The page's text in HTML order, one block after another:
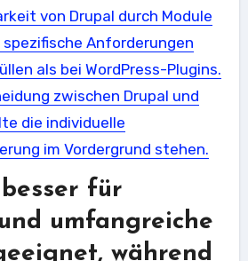
von Drupal durch Module
Anforderungen
als bei WordPress-Plugins.
zwischen Drupal und
die individuelle
im Vordergrund stehen.
für
umfangreiche
während